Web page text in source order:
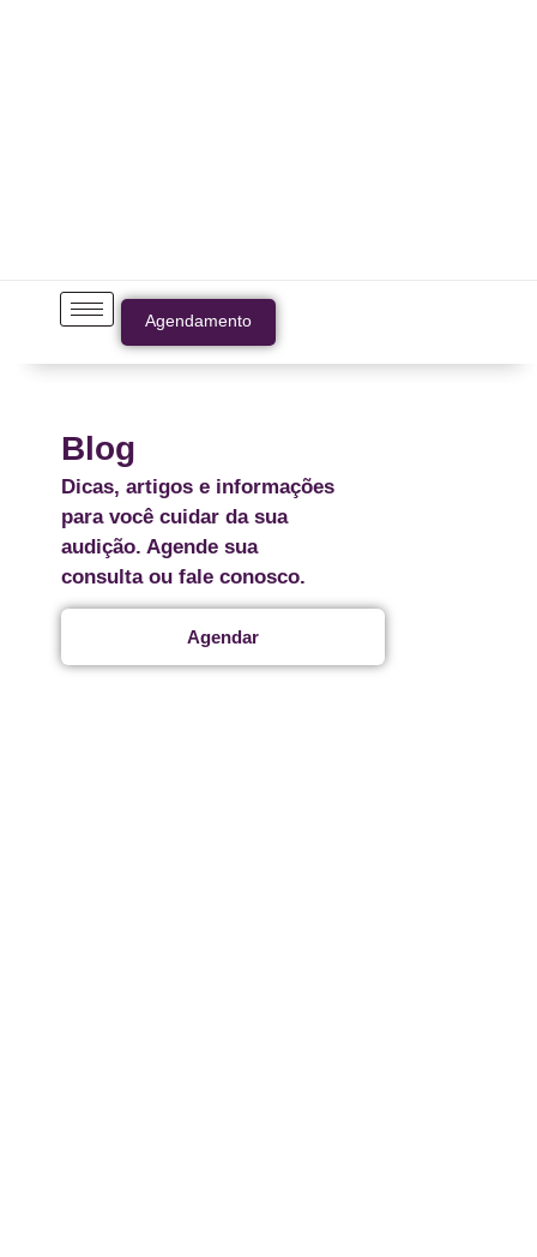
Agendamento
Blog
Dicas, artigos e informações
para você cuidar da sua
audição. Agende sua
consulta ou fale conosco.
Agendar